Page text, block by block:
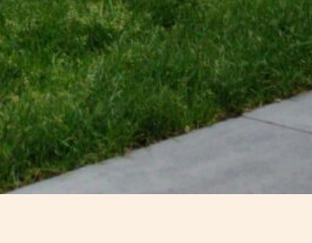
We houden van korte lijntjes en snel schakelen.
Daarom zijn we goed bereikbaar en maken we zo
snel mogelijk een afspraak om uw wensen te
bespreken.